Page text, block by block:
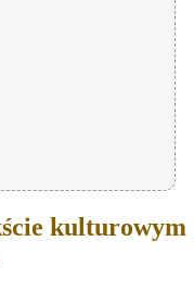
kulturowym